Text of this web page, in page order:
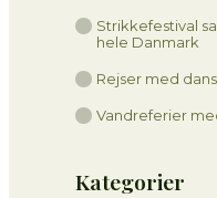
Strikkefestival
hele Danmark
Rejser med
Vandreferier
Kategorier